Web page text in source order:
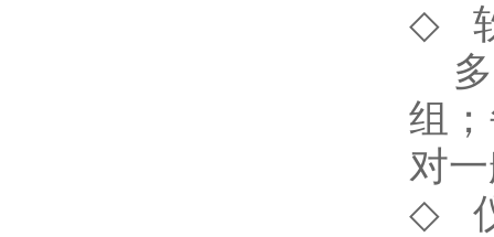
◇
多
组
对
◇